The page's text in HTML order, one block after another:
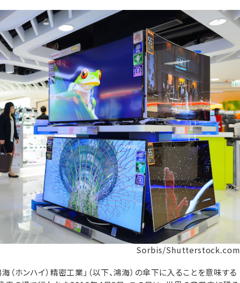
Sorbis/Shutterstock.com
ホンハイ）精密工業」（以下、鴻海）の傘下に入ることを意味する